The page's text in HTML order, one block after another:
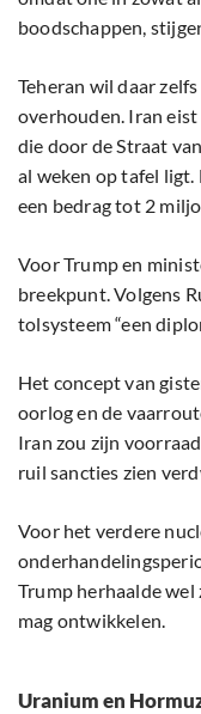
boodschappen,
Teheran wil daar
overhouden. Iran
die door de Straat
al weken op tafel
een bedrag tot 2
Voor Trump en
breekpunt. Volgens
tolsysteem “een
Het concept van
oorlog en de
Iran zou zijn
ruil sancties zien
Voor het verdere
Trump herhaalde
mag ontwikkelen.
Uranium en